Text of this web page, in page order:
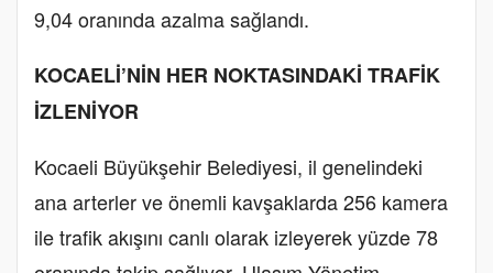
9,04 oranında azalma sağlandı.
KOCAELİ’NİN HER NOKTASINDAKİ TRAFİK
İZLENİYOR
Kocaeli Büyükşehir Belediyesi, il genelindeki
ana arterler ve önemli kavşaklarda 256 kamera
ile trafik akışını canlı olarak izleyerek yüzde 78